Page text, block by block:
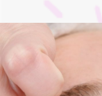
Previous